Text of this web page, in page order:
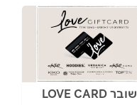
שובר LOVE CARD